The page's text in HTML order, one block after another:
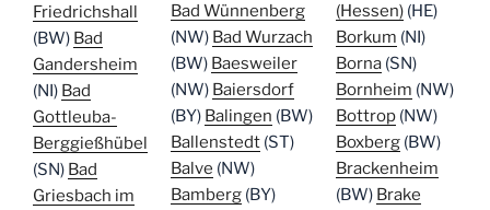
Friedrichshall
(BW) Bad
Gandersheim
(NI) Bad
Gottleuba-
Berggießhübel
(SN) Bad
Griesbach im
Bad Wünnenberg
(NW) Bad Wurzach
(BW) Baesweiler
(NW) Baiersdorf
(BY) Balingen (BW)
Ballenstedt(ST)
Balve (NW)
Bamberg(BY)
(Hessen)(HE)
Borkum (NI)
Borna(SN)
Bornheim (NW)
Bottrop(NW)
Boxberg(BW)
Brackenheim
(BW) Brake